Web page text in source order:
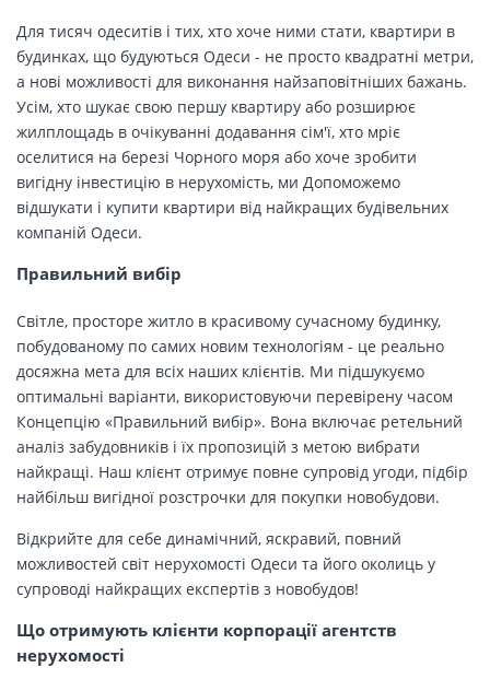
Для тисяч одеситів і тих, хто хоче ними стати, квартири в
будинках, що будуються Одеси - не просто квадратні метри,
а нові можливості для виконання найзаповітніших бажань.
Усім, хто шукає свою першу квартиру або розширює
жилплощадь в очікуванні додавання сім'ї, хто мріє
оселитися на березі Чорного моря або хоче зробити
вигідну інвестицію в нерухомість, ми Допоможемо
відшукати і купити квартири від найкращих будівельних
компаній Одеси.
Правильний вибір
Світле, просторе житло в красивому сучасному будинку,
побудованому по самих новим технологіям - це реально
досяжна мета для всіх наших клієнтів. Ми підшукуємо
оптимальні варіанти, використовуючи перевірену часом
Концепцію «Правильний вибір». Вона включає ретельний
аналіз забудовників і їх пропозицій з метою вибрати
найкращі. Наш клієнт отримує повне супровід угоди, підбір
найбільш вигідної розстрочки для покупки новобудови.
Відкрийте для себе динамічний, яскравий, повний
можливостей світ нерухомості Одеси та його околиць у
супроводі найкращих експертів з новобудов!
Що отримують клієнти корпорації агентств
нерухомості